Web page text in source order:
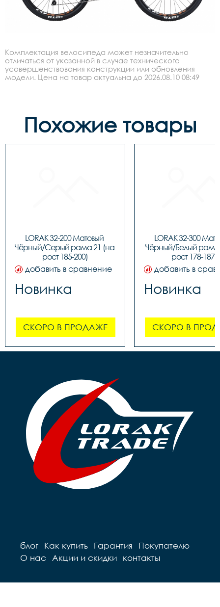
Комплектация велосипеда может незначительно
отличаться от указанной в случае технического
усовершенствования конструкции или обновления
модели. Цена на товар актуальна до 2026.08.10 08:49
Похожие товары
LORAK 32-200 Матовый
Чёрный/Серый рама 21 (на
рост 185-200)
добавить в сравнение
Новинка
СКОРО В ПРОДАЖЕ
LORAK 32-300
Чёрный/Белый рама
рост 178-187)
добавить в
Новинка
СКОРО В
блог Как купить Гарантия
Покупателю
О нас
Акции и скидки контакты